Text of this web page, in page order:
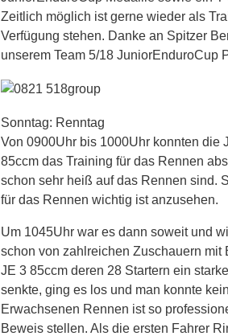
Zeitlich möglich ist gerne wieder als
Verfügung stehen. Danke an Spitzer
unserem Team 5/18 JuniorEnduroCup
Sonntag: Renntag
Von 0900Uhr bis 1000Uhr konnten die
85ccm das Training für das Rennen
schon sehr heiß auf das Rennen sind.
für das Rennen wichtig ist anzusehen.
Um 1045Uhr war es dann soweit und
schon von zahlreichen Zuschauern mit
JE 3 85ccm deren 28 Startern ein
senkte, ging es los und man konnte
Erwachsenen Rennen ist so
Beweis stellen. Als die ersten Fahrer